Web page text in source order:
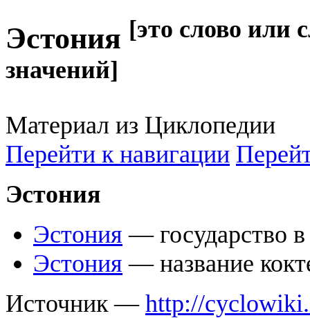
Эстония [это слово или
значений]
Материал из Циклопедии
Перейти к навигации
Эстония
Эстония — государство
Эстония — название
Источник — http://